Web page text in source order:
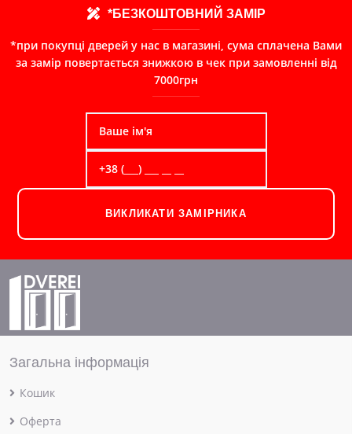
*БЕЗКОШТОВНИЙ ЗАМІР
*при покупці дверей у нас в магазині, сума сплачена Вами
за замір повертається знижкою в чек при замовленні від
7000грн
ВИКЛИКАТИ ЗАМІРНИКА
Загальна інформація
Кошик
Оферта